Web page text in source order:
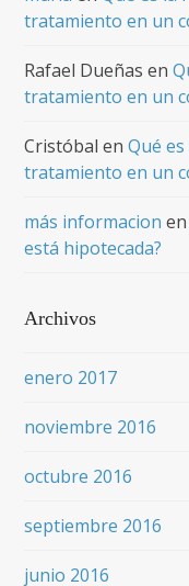
tratamiento en un
Rafael Dueñas en
tratamiento en un
Cristóbal enQué
tratamiento en un
más informacion
está hipotecada?
Archivos
enero 2017
noviembre 2016
octubre 2016
septiembre 2016
junio 2016